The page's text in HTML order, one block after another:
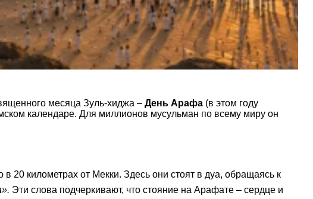
месяца Зуль-хиджа – День Арафа (в этом году
календаре. Для миллионов мусульман по всему миру он
20 километрах от Мекки. Здесь они стоят в дуа, обращаясь к
Эти слова подчеркивают, что стояние на Арафате – сердце и